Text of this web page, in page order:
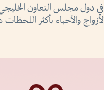
دول مجلس التعاون الخليجي
والأحباء بأكثر